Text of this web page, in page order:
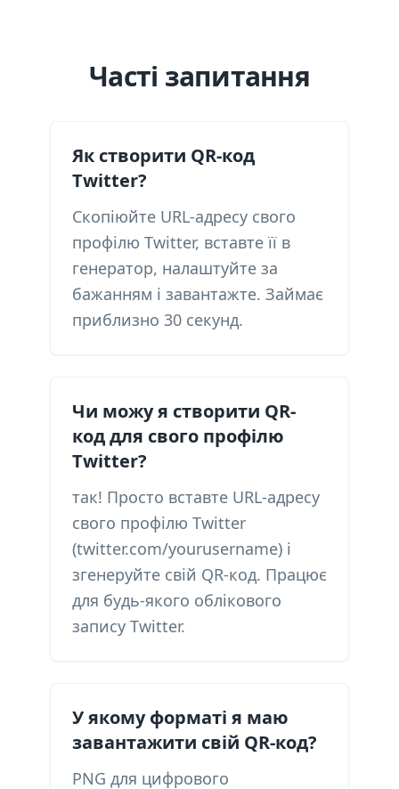
Часті запитання
Як створити QR-код
Twitter?
Скопіюйте URL-адресу свого
профілю Twitter, вставте її в
генератор, налаштуйте за
бажанням і завантажте. Займає
приблизно 30 секунд.
Чи можу я створити QR-
код для свого профілю
Twitter?
так! Просто вставте URL-адресу
свого профілю Twitter
(twitter.com/yourusername) і
згенеруйте свій QR-код. Працює
для будь-якого облікового
запису Twitter.
У якому форматі я маю
завантажити свій QR-код?
PNG для цифрового